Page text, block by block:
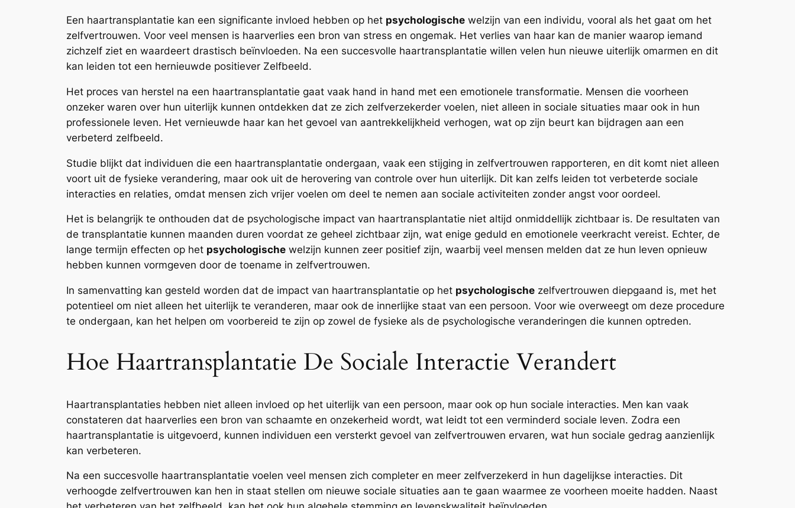
Een haartransplantatie kan een significante invloed hebben op het psychologische welzijn van een individu, vooral als het gaat om het
zelfvertrouwen. Voor veel mensen is haarverlies een bron van stress en ongemak. Het verlies van haar kan de manier waarop iemand
zichzelf ziet en waardeert drastisch beïnvloeden. Na een succesvolle haartransplantatie willen velen hun nieuwe uiterlijk omarmen en dit
kan leiden tot een hernieuwde positiever Zelfbeeld.
Het proces van herstel na een haartransplantatie gaat vaak hand in hand met een emotionele transformatie. Mensen die voorheen
onzeker waren over hun uiterlijk kunnen ontdekken dat ze zich zelfverzekerder voelen, niet alleen in sociale situaties maar ook in hun
professionele leven. Het vernieuwde haar kan het gevoel van aantrekkelijkheid verhogen, wat op zijn beurt kan bijdragen aan een
verbeterd zelfbeeld.
Studie blijkt dat individuen die een haartransplantatie ondergaan, vaak een stijging in zelfvertrouwen rapporteren, en dit komt niet alleen
voort uit de fysieke verandering, maar ook uit de herovering van controle over hun uiterlijk. Dit kan zelfs leiden tot verbeterde sociale
interacties en relaties, omdat mensen zich vrijer voelen om deel te nemen aan sociale activiteiten zonder angst voor oordeel.
Het is belangrijk te onthouden dat de psychologische impact van haartransplantatie niet altijd onmiddellijk zichtbaar is. De resultaten van
de transplantatie kunnen maanden duren voordat ze geheel zichtbaar zijn, wat enige geduld en emotionele veerkracht vereist. Echter, de
lange termijn effecten op het psychologische welzijn kunnen zeer positief zijn, waarbij veel mensen melden dat ze hun leven opnieuw
hebben kunnen vormgeven door de toename in zelfvertrouwen.
In samenvatting kan gesteld worden dat de impact van haartransplantatie op het psychologische zelfvertrouwen diepgaand is, met het
potentieel om niet alleen het uiterlijk te veranderen, maar ook de innerlijke staat van een persoon. Voor wie overweegt om deze procedure
te ondergaan, kan het helpen om voorbereid te zijn op zowel de fysieke als de psychologische veranderingen die kunnen optreden.
Hoe Haartransplantatie De Sociale Interactie Verandert
Haartransplantaties hebben niet alleen invloed op het uiterlijk van een persoon, maar ook op hun sociale interacties. Men kan vaak
constateren dat haarverlies een bron van schaamte en onzekerheid wordt, wat leidt tot een verminderd sociale leven. Zodra een
haartransplantatie is uitgevoerd, kunnen individuen een versterkt gevoel van zelfvertrouwen ervaren, wat hun sociale gedrag aanzienlijk
kan verbeteren.
Na een succesvolle haartransplantatie voelen veel mensen zich completer en meer zelfverzekerd in hun dagelijkse interacties. Dit
verhoogde zelfvertrouwen kan hen in staat stellen om nieuwe sociale situaties aan te gaan waarmee ze voorheen moeite hadden. Naast